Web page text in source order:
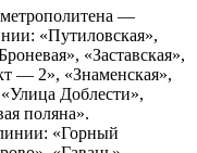
метрополитена —
«Путиловская»,
«Заставская»,
— 2», «Знаменская»,
Доблести»,
поляна».
«Горный